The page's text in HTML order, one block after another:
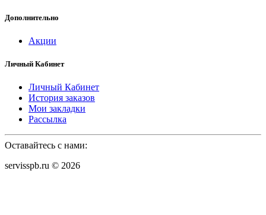
Дополнительно
Акции
Личный Кабинет
Личный Кабинет
История заказов
Мои закладки
Рассылка
Оставайтесь с нами:
servisspb.ru © 2026